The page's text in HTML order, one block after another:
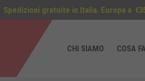
Spedizioni gratuite in Italia. Europa a
CHI SIAMO COSA